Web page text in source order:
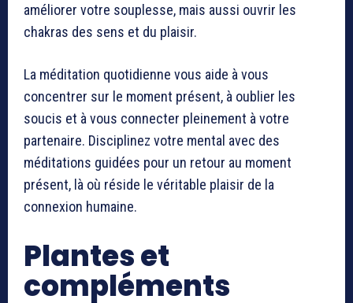
améliorer votre souplesse, mais aussi ouvrir les
chakras des sens et du plaisir.
La méditation quotidienne vous aide à vous
concentrer sur le moment présent, à oublier les
soucis et à vous connecter pleinement à votre
partenaire. Disciplinez votre mental avec des
méditations guidées pour un retour au moment
présent, là où réside le véritable plaisir de la
connexion humaine.
Plantes et
compléments